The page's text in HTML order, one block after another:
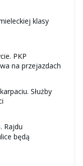
klasy
PKP
na przejazdach
Służby
Rajdu
będą